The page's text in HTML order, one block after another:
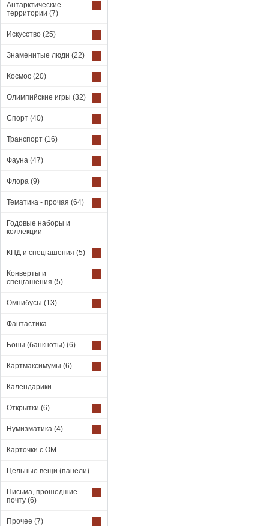
Антарктические
территории (7)
Искусство (25)
Знаменитые люди (22)
Космос (20)
Олимпийские игры (32)
Спорт (40)
Транспорт (16)
Фауна (47)
Флора (9)
Тематика - прочая (64)
Годовые наборы и
коллекции
КПД и спецгашения (5)
Конверты и
спецгашения (5)
Омнибусы (13)
Фантастика
Боны (банкноты) (6)
Картмаксимумы (6)
Календарики
Открытки (6)
Нумизматика (4)
Карточки с ОМ
Цельные вещи (панели)
Письма, прошедшие
почту (6)
Прочее (7)